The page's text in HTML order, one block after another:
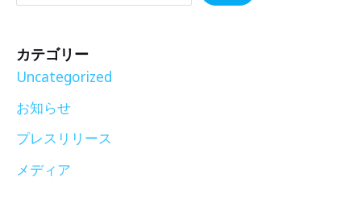
カテゴリー
Uncategorized
お知らせ
プレスリリース
メディア